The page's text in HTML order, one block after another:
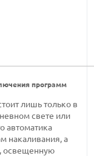
программ
лишь только в
свете или
автоматика
накаливания, а
освещенную